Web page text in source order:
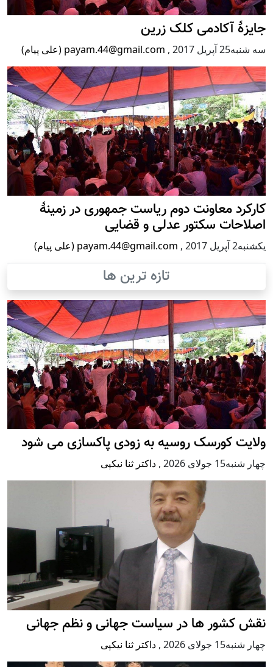
جایزۀ آکادمی کلک زرین
سه شنبه25 آپریل 2017 , payam.44@gmail.com (علی پیام)
کارکرد معاونت دوم ریاست جمهوری در زمینۀ
اصلاحات سکتور عدلی و قضایی
يكشنبه2 آپریل 2017 , payam.44@gmail.com (علی پیام)
تازه ترین ها
ولایت کورسک روسیه به زودی پاکسازی می شود
چهار شنبه15 جولای 2026 , داکتر ثنا نیکپی
نقش کشور ها در سیاست جهانی و نظم جهانی
چهار شنبه15 جولای 2026 , داکتر ثنا نیکپی